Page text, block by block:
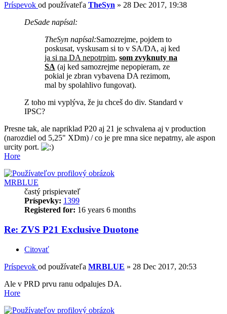
Príspevok od používateľa TheSyn » 28 Dec 2017, 19:38
DeSade napísal:
TheSyn napísal:Samozrejme, pojdem to
poskusat, vyskusam si to v SA/DA, aj ked
ja si na DA nepotrpim, som zvyknuty na
SA (aj ked samozrejme nepopieram, ze
pokial je zbran vybavena DA rezimom,
mal by spolahlivo fungovat).
Z toho mi vyplýva, že ju chceš do div. Standard v
IPSC?
Presne tak, ale napriklad P20 aj 21 je schvalena aj v production
(narozdiel od 5,25" XDm) / co je pre mna sice nepatrny, ale aspon
urcity port.
Hore
MRBLUE
častý prispievateľ
Príspevky: 1399
Registered for: 16 years 6 months
Re: ZVS P21 Exclusive Duotone
Citovať
Príspevok od používateľa MRBLUE » 28 Dec 2017, 20:53
Ale v PRD prvu ranu odpalujes DA.
Hore